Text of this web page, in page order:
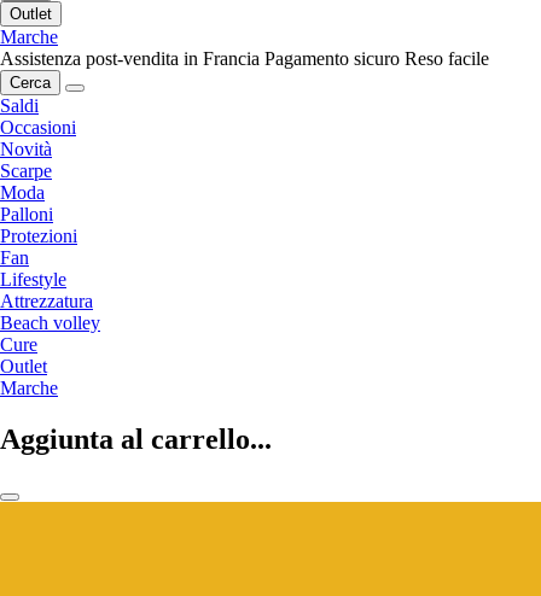
Outlet
Marche
Assistenza post-vendita in Francia Pagamento sicuro Reso facile
Cerca
Saldi
Occasioni
Novità
Scarpe
Moda
Palloni
Protezioni
Fan
Lifestyle
Attrezzatura
Beach volley
Cure
Outlet
Marche
Aggiunta al carrello...